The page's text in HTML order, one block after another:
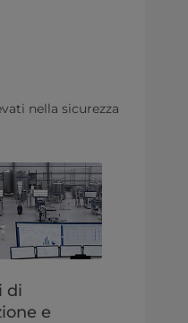
nella sicurezza
di
e